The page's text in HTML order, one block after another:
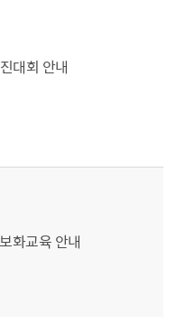
대회 안내
화교육 안내